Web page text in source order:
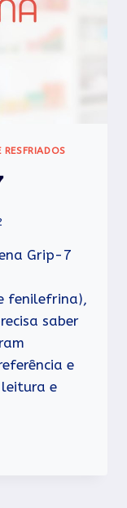
RESFRIADOS
Grip-7
fenilefrina),
saber
e
e